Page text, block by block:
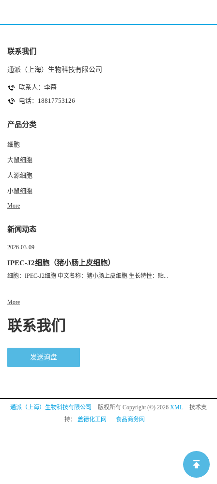
联系我们
通派（上海）生物科技有限公司
联系人：李慕
电话：18817753126
产品分类
细胞
大鼠细胞
人源细胞
小鼠细胞
More
新闻动态
2026-03-09
IPEC-J2细胞（猪小肠上皮细胞）
细胞：IPEC-J2细胞 中文名称：猪小肠上皮细胞 生长特性：贴...
More
联系我们
发送询盘
通派（上海）生物科技有限公司 版权所有 Copyright (©) 2026 XML
技术支
持： 盖德化工网 食品商务网